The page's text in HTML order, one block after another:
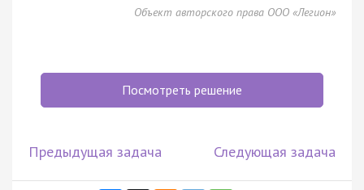
Объект авторского права ООО «Легион»
Посмотреть решение
Предыдущая задача Следующая задача